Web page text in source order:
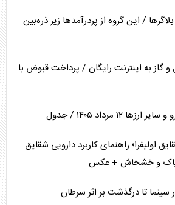
/ این گروه از پردرآمد‌ها زیر ذره‌بین
گاز به اینترنت رایگان / پرداخت قبوض با
۱۲ مرداد ۱۴۰۵ / جدول
اولیفرا؛ راهنمای کاربرد دارویی شقایق
تریاک و خشخاش + عکس
سینما تا درگذشت بر اثر سرطان